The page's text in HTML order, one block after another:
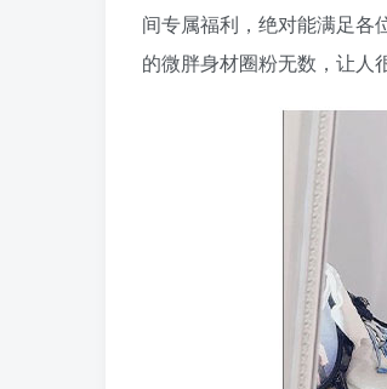
间专属福利，绝对能满足各
的微胖身材圈粉无数，让人